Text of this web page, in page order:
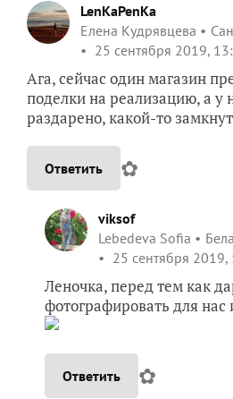
LenKaPenKa
Елена Кудрявцева
25 сентября 2019,
Ага, сейчас один магазин
поделки на реализацию, а у
раздарено, какой-то
Ответить ✿
viksof
Lebedeva Sofia
25 сентября 2019,
Леночка, перед тем как
фотографировать для
Ответить ✿